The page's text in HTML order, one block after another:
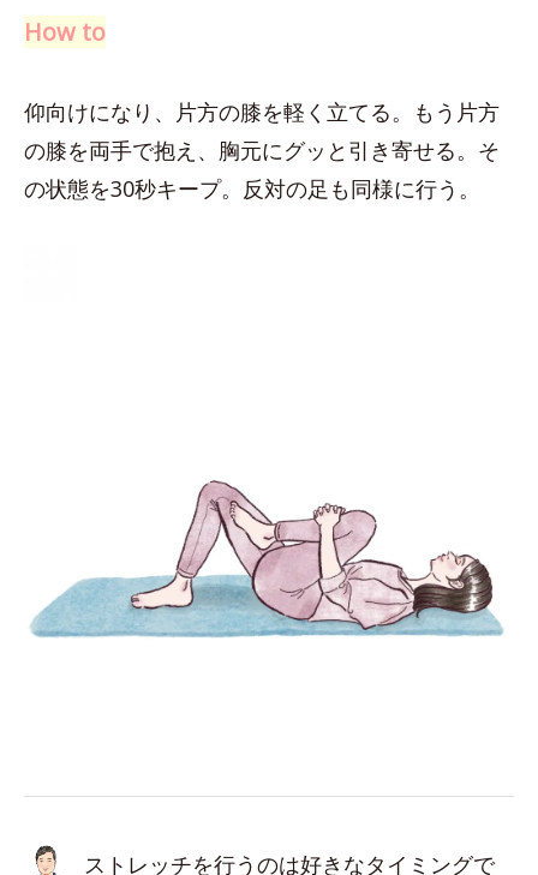
How to
仰向けになり、片方の膝を軽く立てる。もう片方
の膝を両手で抱え、胸元にグッと引き寄せる。そ
の状態を30秒キープ。反対の足も同様に行う。
ストレッチを行うのは好きなタイミングで